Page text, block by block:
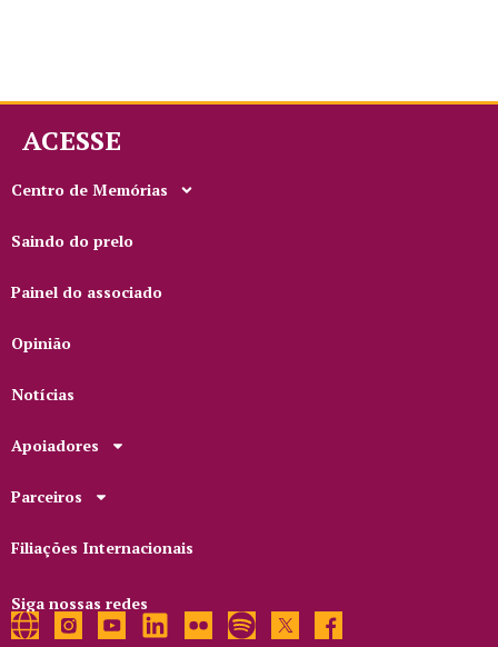
ACESSE
Centro de Memórias
Saindo do prelo
Painel do associado
Opinião
Notícias
Apoiadores
Parceiros
Filiações Internacionais
Siga nossas redes